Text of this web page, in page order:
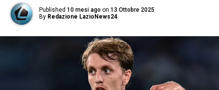
Published 10 mesi ago on 13 Ottobre 2025
By Redazione LazioNews24